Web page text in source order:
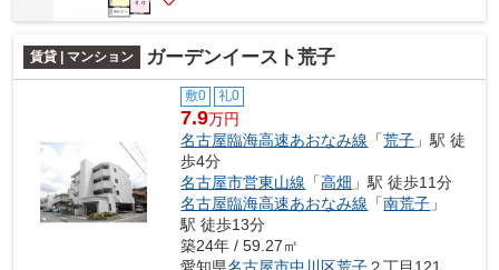
賃貸 | マンション ガーデンイースト荒子
敷0 礼0
7.9万円
名古屋臨海高速あおなみ線 「荒子 」駅 徒
歩4分
名古屋市営東山線 「高畑 」駅 徒歩11分
名古屋臨海高速あおなみ線 「南荒子 」
駅 徒歩13分
築24年 / 59.27㎡